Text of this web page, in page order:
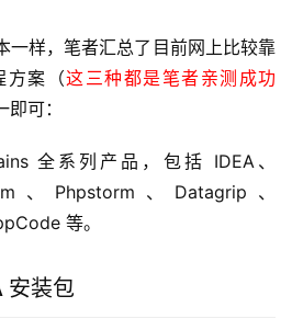
一样，笔者汇总了目前网上比较靠
方案（这三种都是笔者亲测成功
可：
全系列产品，包括 IDEA、
、Phpstorm、Datagrip、
等。
安装包